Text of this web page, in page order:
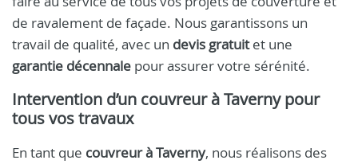
de ravalement de façade. Nous garantissons un
travail de qualité, avec un devis gratuitet une
garantie décennale pour assurer votre sérénité.
Intervention d’un couvreur à Tavernypour
tous vos travaux
En tant que couvreur à Taverny, nous réalisons des